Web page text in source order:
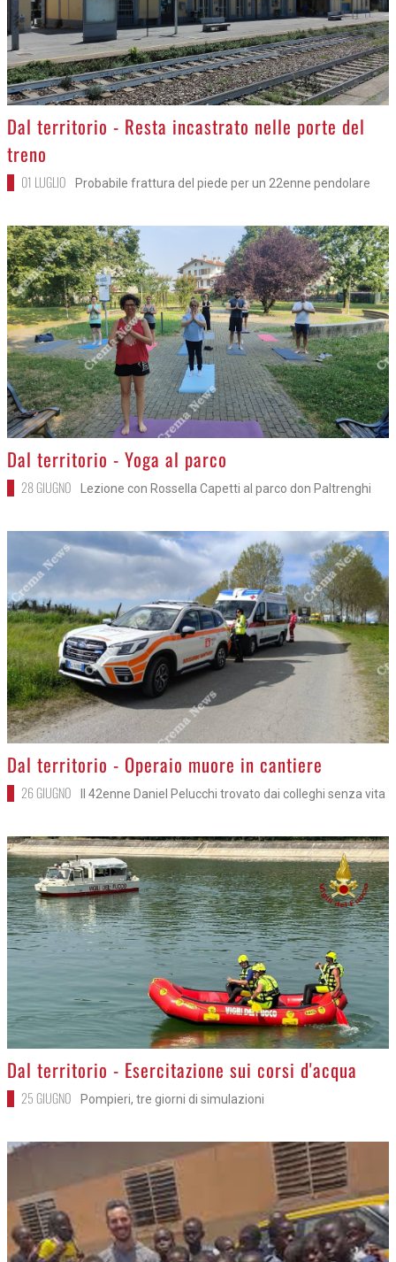
>
Dal territorio - Resta incastrato nelle porte del
treno
01 LUGLIO Probabile frattura del piede per un 22enne pendolare
>
Dal territorio - Yoga al parco
28 GIUGNO Lezione con Rossella Capetti al parco don Paltrenghi
>
Dal territorio - Operaio muore in cantiere
26 GIUGNO Il 42enne Daniel Pelucchi trovato dai colleghi senza vita
>
Dal territorio - Esercitazione sui corsi d'acqua
25 GIUGNO Pompieri, tre giorni di simulazioni